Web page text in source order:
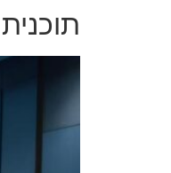
תוכנית